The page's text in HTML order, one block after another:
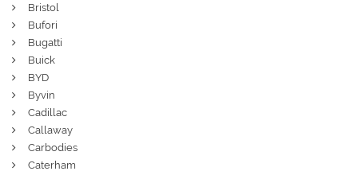
Bristol
Bufori
Bugatti
Buick
BYD
Byvin
Cadillac
Callaway
Carbodies
Caterham